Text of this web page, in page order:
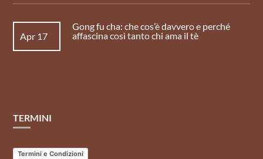
Gong fu cha: che cos’è davvero e perché
affascina così tanto chi ama il tè
Apr 17
TERMINI
Termini e Condizioni